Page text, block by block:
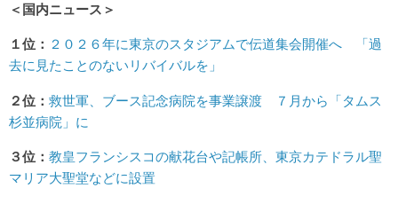
＜国内ニュース＞
１位： ２０２６年に東京のスタジアムで伝道集会開催へ 「過
去に見たことのないリバイバルを」
２位： 救世軍、ブース記念病院を事業譲渡 ７月から「タムス
杉並病院」に
３位： 教皇フランシスコの献花台や記帳所、東京カテドラル聖
マリア大聖堂などに設置